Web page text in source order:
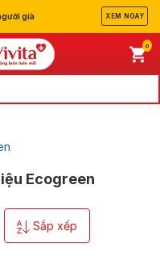
già XEM NGAY
0
Ecogreen
Sắp xếp